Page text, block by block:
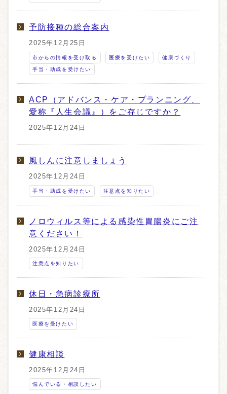
予防接種の総合案内
2025年12月25日
市からの情報を受け取る 医療を受けたい 健康づくり
手当・助成を受けたい
ACP（アドバンス・ケア・プランニング、
愛称『人生会議』）をご存じですか？
2025年12月24日
風しんに注意しましょう
2025年12月24日
手当・助成を受けたい 注意点を知りたい
ノロウィルス等による感染性胃腸炎にご注
意ください！
2025年12月24日
注意点を知りたい
休日・急病診療所
2025年12月24日
医療を受けたい
健康相談
2025年12月24日
悩んでいる・相談したい